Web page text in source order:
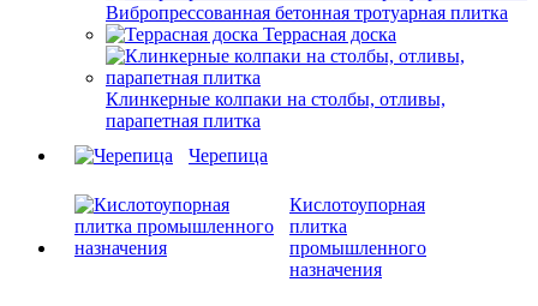
Вибропрессованная бетонная тротуарная плитка
Террасная доска
Клинкерные колпаки на столбы, отливы,
парапетная плитка
Черепица
Кислотоупорная
плитка
промышленного
назначения